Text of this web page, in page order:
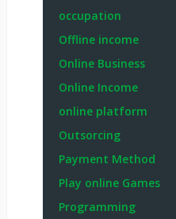
occupation
Offline income
Online Business
Online Income
online platform
Outsorcing
Payment Method
Play online Games
Programming